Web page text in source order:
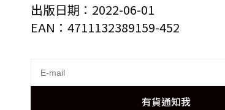
出版日期：2022-06-01
EAN：4711132389159-452
有貨通知我